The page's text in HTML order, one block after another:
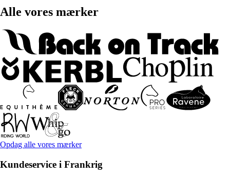
Alle vores mærker
Opdag alle vores mærker
Kundeservice i Frankrig